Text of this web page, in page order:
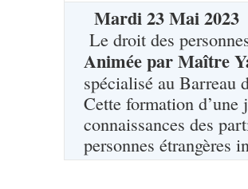
Mardi23Mai2023
Le droit des
Animée par Maître
spécialisé au Barreau
Cette formation
connaissances des
personnes étrangères